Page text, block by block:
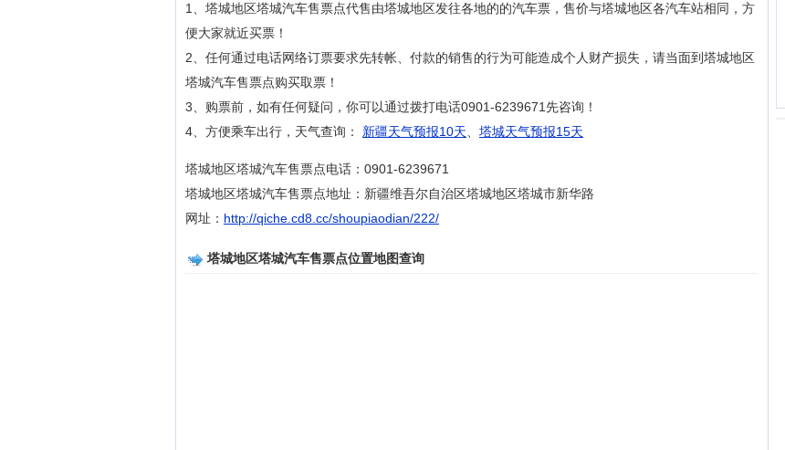
1、塔城地区塔城汽车售票点代售由塔城地区发往各地的的汽车票，售价与塔城地区各汽车站相同，方
便大家就近买票！
2、任何通过电话网络订票要求先转帐、付款的销售的行为可能造成个人财产损失，请当面到塔城地区
塔城汽车售票点购买取票！
3、购票前，如有任何疑问，你可以通过拨打电话0901-6239671先咨询！
4、方便乘车出行，天气查询： 新疆天气预报10天 塔城天气预报15天
塔城地区塔城汽车售票点电话：0901-6239671
塔城地区塔城汽车售票点地址：新疆维吾尔自治区塔城地区塔城市新华路
网址： http://qiche.cd8.cc/shoupiaodian/222/
塔城地区塔城汽车售票点位置地图查询